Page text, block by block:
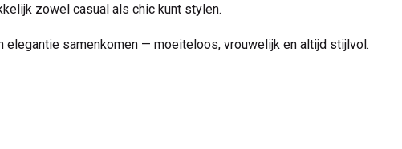
zowel casual als chic kunt stylen.
elegantie samenkomen — moeiteloos, vrouwelijk en altijd stijlvol.